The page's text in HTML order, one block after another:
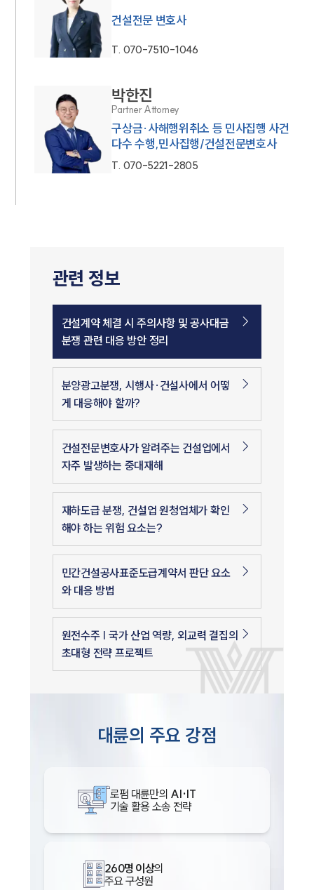
건설전문 변호사
T. 070-7510-1046
박한진
Partner Attorney
구상금·사해행위취소 등 민사집행 사건
다수 수행,민사집행/건설전문변호사
T. 070-5221-2805
관련 정보
건설계약 체결 시 주의사항 및 공사대금
분쟁 관련 대응 방안 정리
분양광고분쟁, 시행사·건설사에서 어떻
게 대응해야 할까?
건설전문변호사가 알려주는 건설업에서
자주 발생하는 중대재해
재하도급 분쟁, 건설업 원청업체가 확인
해야 하는 위험 요소는?
민간건설공사표준도급계약서 판단 요소
와 대응 방법
원전수주 | 국가 산업 역량, 외교력 결집의
초대형 전략 프로젝트
대륜의 주요 강점
로펌 대륜만의 AI·IT
기술 활용 소송 전략
260명 이상의
주요 구성원